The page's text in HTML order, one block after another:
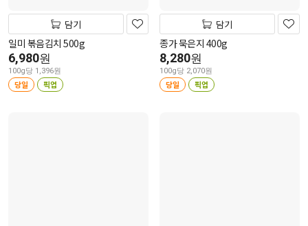
담기
일미 볶음김치 500g
6,980원
100g당 1,396원
당일 픽업
담기
종가 묵은지 400g
8,280원
100g당 2,070원
당일 픽업